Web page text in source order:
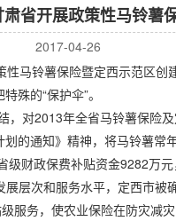
省开展政策性马铃薯
2017-04-26
铃薯保险暨定西示范区创
殊的“保护伞”。
对2013年全省马铃薯保险
的通知》精神，将马铃薯
财政保费补贴资金9282万
次和服务水平，定西市被
服务，使农业保险在防灾减灾